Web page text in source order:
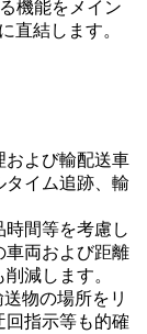
機能をメイン
直結します。
および輸配送車
タイム追跡、輸
間等を考慮し
車両および距離
減します。
物の場所をリ
回指示等も的確